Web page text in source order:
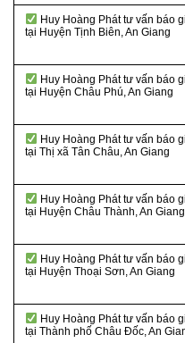
Huy Hoàng Phát tư vấn báo
tại Huyện Tịnh Biên, An Giang
Huy Hoàng Phát tư vấn báo
tại Huyện Châu Phú, An Giang
Huy Hoàng Phát tư vấn báo
tại Thị xã Tân Châu, An Giang
Huy Hoàng Phát tư vấn báo
tại Huyện Châu Thành, An Giang
Huy Hoàng Phát tư vấn báo
tại Huyện Thoại Sơn, An Giang
Huy Hoàng Phát tư vấn báo
tại Thành phố Châu Đốc, An